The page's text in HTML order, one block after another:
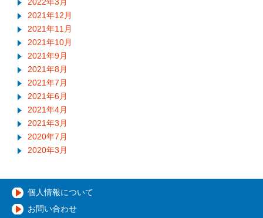
2022年3月
2021年12月
2021年11月
2021年10月
2021年9月
2021年8月
2021年7月
2021年6月
2021年4月
2021年3月
2020年7月
2020年3月
個人情報について
お問い合わせ